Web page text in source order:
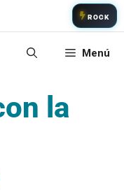
ROCK
Menú
la